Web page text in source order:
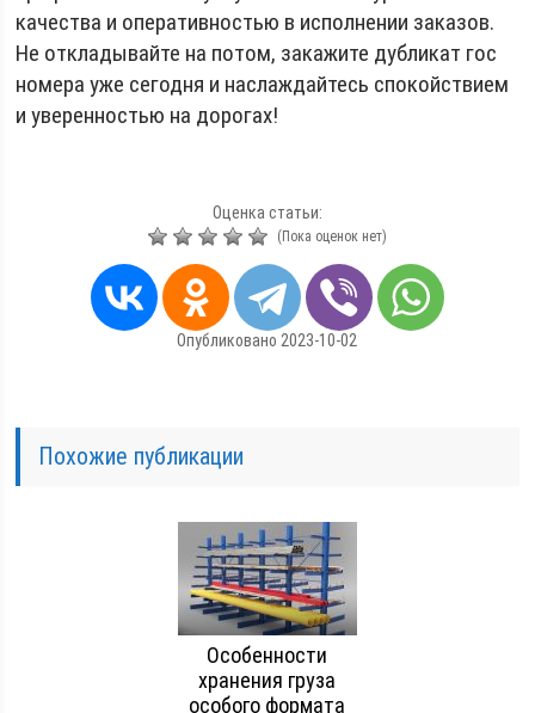
качества и оперативностью в исполнении заказов.
Не откладывайте на потом, закажите дубликат гос
номера уже сегодня и наслаждайтесь спокойствием
и уверенностью на дорогах!
Оценка статьи:
(Пока оценок нет)
Опубликовано 2023-10-02
Похожие публикации
Особенности
хранения груза
особого формата